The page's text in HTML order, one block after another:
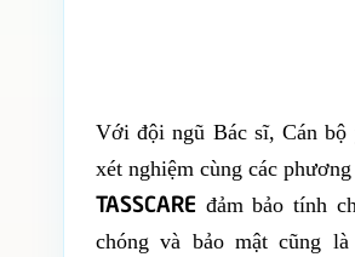
Với đội ngũ Bác sĩ, Cán
xét nghiệm cùng các
TASSCARE đảm bảo tính
chóng và bảo mật cũng